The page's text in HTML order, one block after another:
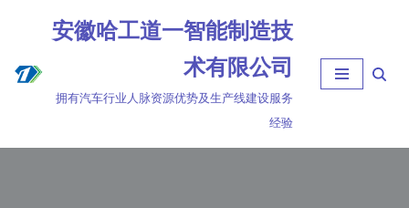
至
安徽哈工道一智能制造技
术有限公司
拥有汽车行业人脉资源优势及生产线建设服务
经验